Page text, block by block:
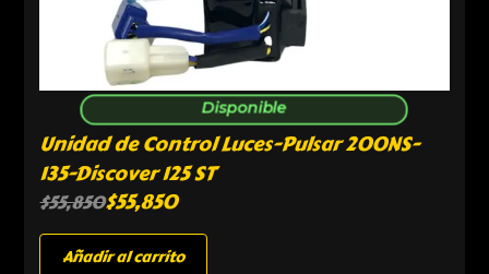
Disponible
Unidad de Control Luces-Pulsar 200NS-
135-Discover 125 ST
$55,850$55,850
Añadir al carrito